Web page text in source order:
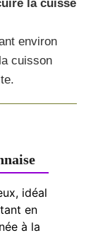
la cuisse
environ
cuisson
idéal
en
à la